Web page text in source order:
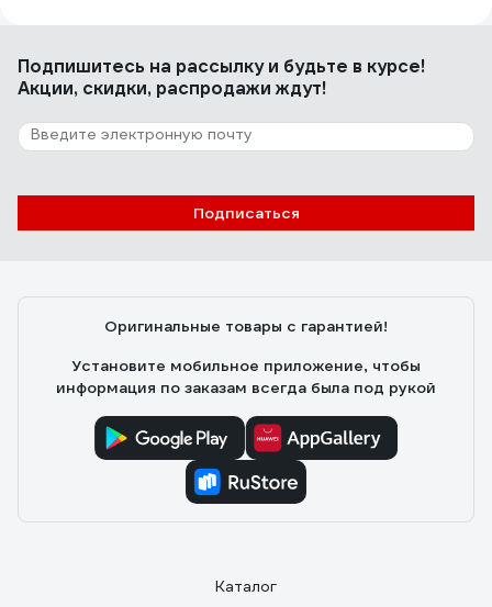
Обычный недорогой плинтус. Необходимо красить.
9 отзывов
Отзыв о Стеновой молдинг Decor-Dizayn
ударопрочный влагостойкий под покраску
Зверева Ольга Владимировна
Подпишитесь на рассылкуи будьте в курсе!
Акции, скидки, распродажи ждут!
Подписаться
Оригинальные товары с гарантией!
Установите мобильное приложение, чтобы
информация по заказам всегда была под рукой
Каталог